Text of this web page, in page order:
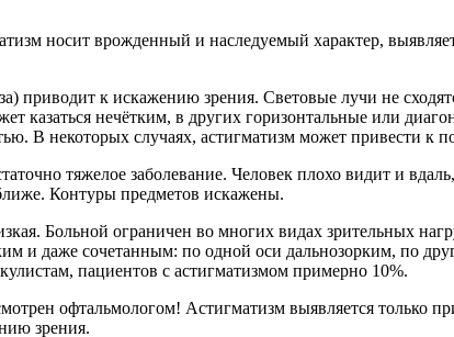
носит врожденный и наследуемый характер,
к искажению зрения. Световые лучи не
казаться нечётким, в других горизонтальные или
В некоторых случаях, астигматизм может привести к
тяжелое заболевание. Человек плохо видит и
Контуры предметов искажены.
Больной ограничен во многих видах зрительных
и даже сочетанным: по одной оси дальнозорким, по
пациентов с астигматизмом примерно 10%.
офтальмологом! Астигматизм выявляется только
зрения.